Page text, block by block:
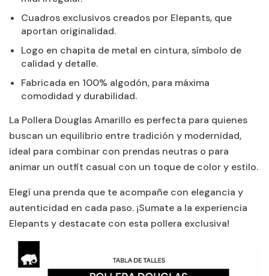
Cuadros exclusivos creados por Elepants, que
aportan originalidad.
Logo en chapita de metal en cintura, símbolo de
calidad y detalle.
Fabricada en 100% algodón, para máxima
comodidad y durabilidad.
La Pollera Douglas Amarillo es perfecta para quienes
buscan un equilibrio entre tradición y modernidad,
ideal para combinar con prendas neutras o para
animar un outfit casual con un toque de color y estilo.
Elegí una prenda que te acompañe con elegancia y
autenticidad en cada paso. ¡Sumate a la experiencia
Elepants y destacate con esta pollera exclusiva!